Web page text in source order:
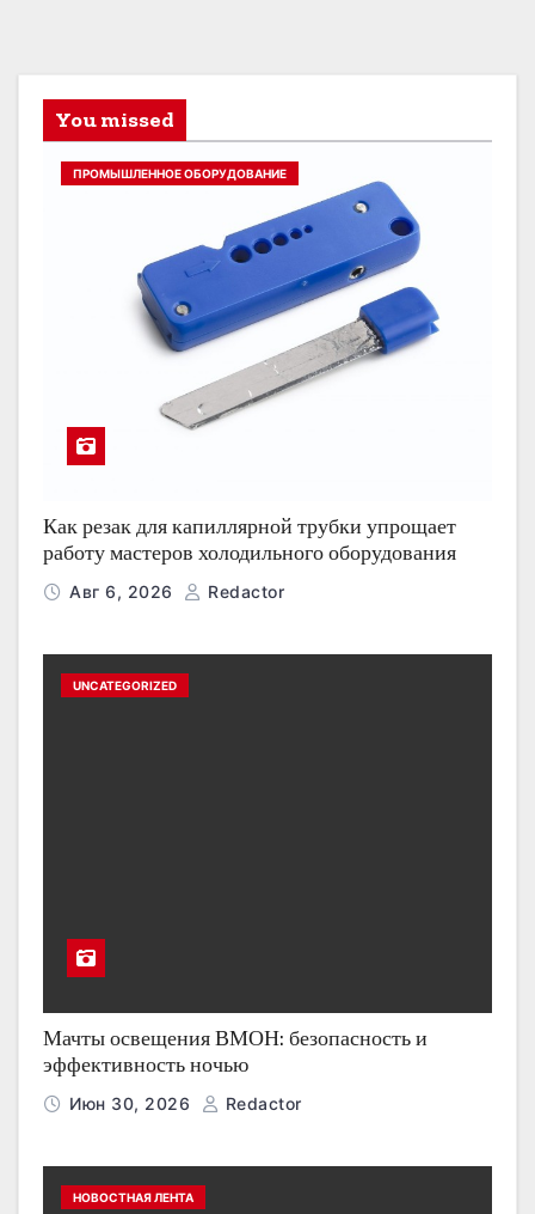
You missed
ПРОМЫШЛЕННОЕ ОБОРУДОВАНИЕ
Как резак для капиллярной трубки упрощает
работу мастеров холодильного оборудования
Авг 6, 2026 Redactor
UNCATEGORIZED
Мачты освещения ВМОН: безопасность и
эффективность ночью
Июн 30, 2026 Redactor
НОВОСТНАЯ ЛЕНТА